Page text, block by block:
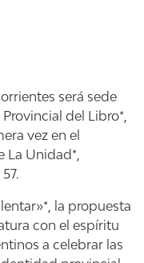
será sede
del Libro*,
vez en el
La Unidad*,
la propuesta
con el espíritu
a celebrar las